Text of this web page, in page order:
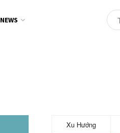
NEWS
Xu Hướng